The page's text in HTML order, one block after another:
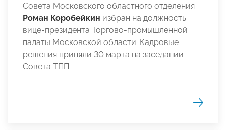
Совета Московского областного отделения
Роман Коробейкин избран на должность
вице-президента Торгово-промышленной
палаты Московской области. Кадровые
решения приняли 30 марта на заседании
Совета ТПП.